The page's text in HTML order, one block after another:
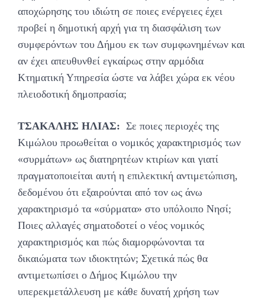
αποχώρησης του ιδιώτη σε ποιες ενέργειες έχει
προβεί η δημοτική αρχή για τη διασφάλιση των
συμφερόντων του Δήμου εκ των συμφωνημένων και
αν έχει απευθυνθεί εγκαίρως στην αρμόδια
Κτηματική Υπηρεσία ώστε να λάβει χώρα εκ νέου
πλειοδοτική δημοπρασία;
ΤΣΑΚΑΛΗΣ ΗΛΙΑΣ: Σε ποιες περιοχές της
Κιμώλου προωθείται ο νομικός χαρακτηρισμός των
«συρμάτων» ως διατηρητέων κτιρίων και γιατί
πραγματοποιείται αυτή η επιλεκτική αντιμετώπιση,
δεδομένου ότι εξαιρούνται από τον ως άνω
χαρακτηρισμό τα «σύρματα» στο υπόλοιπο Νησί;
Ποιες αλλαγές σηματοδοτεί ο νέος νομικός
χαρακτηρισμός και πώς διαμορφώνονται τα
δικαιώματα των ιδιοκτητών; Σχετικά πώς θα
αντιμετωπίσει ο Δήμος Κιμώλου την
υπερεκμετάλλευση με κάθε δυνατή χρήση των